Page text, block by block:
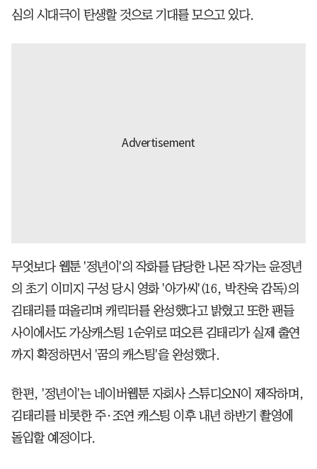
심의 시대극이 탄생할 것으로 기대를 모으고 있다.
무엇보다 웹툰 '정년이'의 작화를 담당한 나몬 작가는 윤정년
의 초기 이미지 구성 당시 영화 '아가씨'(16, 박찬욱 감독)의
김태리를 떠올리며 캐릭터를 완성했다고 밝혔고 또한 팬들
사이에서도 가상캐스팅 1순위로 떠오른 김태리가 실제 출연
까지 확정하면서 '꿈의 캐스팅'을 완성했다.
한편, '정년이'는 네이버웹툰 자회사 스튜디오N이 제작하며,
김태리를 비롯한 주·조연 캐스팅 이후 내년 하반기 촬영에
돌입할 예정이다.